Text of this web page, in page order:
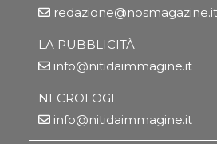
redazione@nosmagazine.it
LA PUBBLICITÀ
info@nitidaimmagine.it
NECROLOGI
info@nitidaimmagine.it